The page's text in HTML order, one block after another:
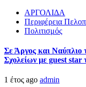
ΑΡΓΟΛΙΔΑ
Περιφέρεια
Πολιτισμός
Σε Άργος και Ναύπλιο
Σχολείων με guest star
1 έτος ago admin